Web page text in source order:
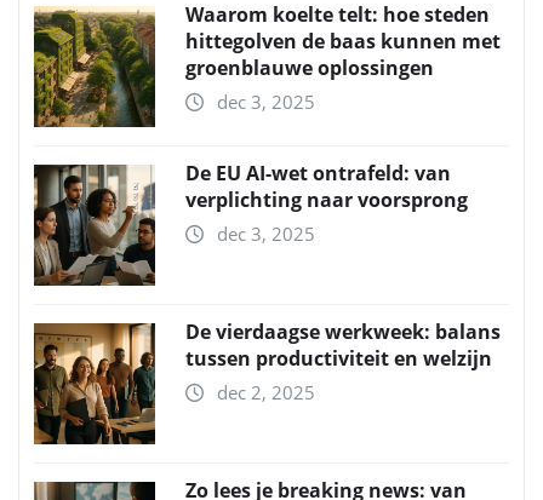
Waarom koelte telt: hoe steden
hittegolven de baas kunnen met
groenblauwe oplossingen
dec 3, 2025
De EU AI-wet ontrafeld: van
verplichting naar voorsprong
dec 3, 2025
De vierdaagse werkweek: balans
tussen productiviteit en welzijn
dec 2, 2025
Zo lees je breaking news: van